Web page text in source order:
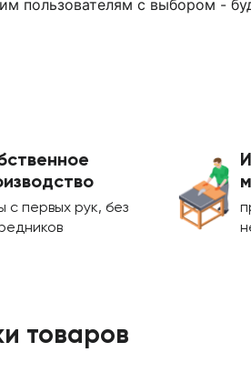
пользователям с выбором -
с первых рук, без
товаров